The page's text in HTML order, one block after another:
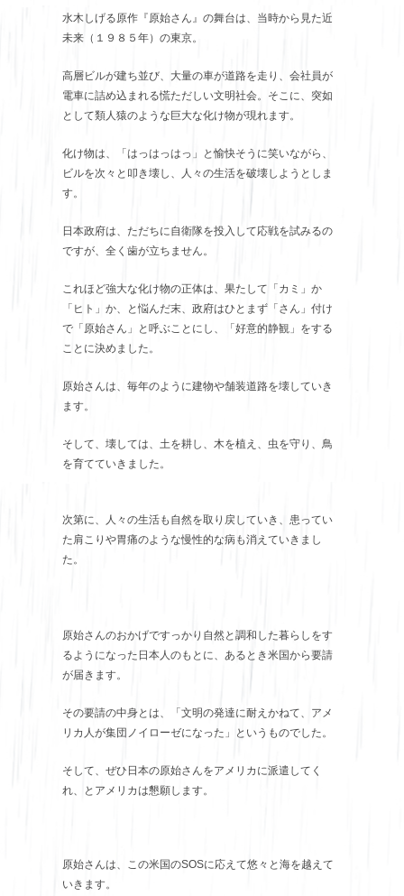
水木しげる原作『原始さん』の舞台は、当時から見た近
未来（１９８５年）の東京。
高層ビルが建ち並び、大量の車が道路を走り、会社員が
電車に詰め込まれる慌ただしい文明社会。そこに、突如
として類人猿のような巨大な化け物が現れます。
化け物は、「はっはっはっ」と愉快そうに笑いながら、
ビルを次々と叩き壊し、人々の生活を破壊しようとしま
す。
日本政府は、ただちに自衛隊を投入して応戦を試みるの
ですが、全く歯が立ちません。
これほど強大な化け物の正体は、果たして「カミ」か
「ヒト」か、と悩んだ末、政府はひとまず「さん」付け
で「原始さん」と呼ぶことにし、「好意的静観」をする
ことに決めました。
原始さんは、毎年のように建物や舗装道路を壊していき
ます。
そして、壊しては、土を耕し、木を植え、虫を守り、鳥
を育てていきました。
次第に、人々の生活も自然を取り戻していき、患ってい
た肩こりや胃痛のような慢性的な病も消えていきまし
た。
原始さんのおかげですっかり自然と調和した暮らしをす
るようになった日本人のもとに、あるとき米国から要請
が届きます。
その要請の中身とは、「文明の発達に耐えかねて、アメ
リカ人が集団ノイローゼになった」というものでした。
そして、ぜひ日本の原始さんをアメリカに派遣してく
れ、とアメリカは懇願します。
原始さんは、この米国のSOSに応えて悠々と海を越えて
いきます。